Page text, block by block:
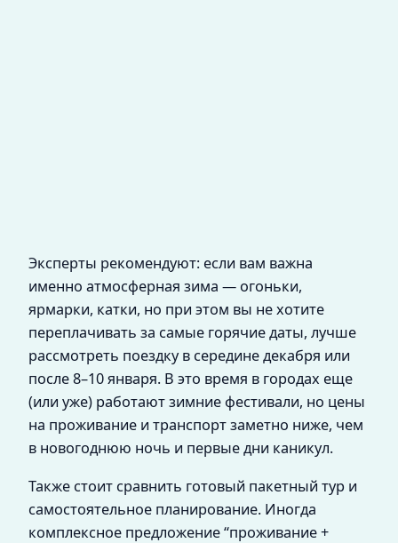
Эксперты рекомендуют: если вам важна
именно атмосферная зима — огоньки,
ярмарки, катки, но при этом вы не хотите
переплачивать за самые горячие даты, лучше
рассмотреть поездку в середине декабря или
после 8–10 января. В это время в городах еще
(или уже) работают зимние фестивали, но цены
на проживание и транспорт заметно ниже, чем
в новогоднюю ночь и первые дни каникул.
Также стоит сравнить готовый пакетный тур и
самостоятельное планирование. Иногда
комплексное предложение “проживание +